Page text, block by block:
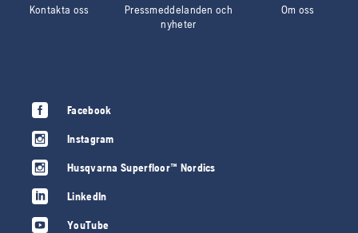
Kontakta oss
Pressmeddelanden och
nyheter
Om oss
Facebook
Instagram
Husqvarna Superfloor™ Nordics
LinkedIn
YouTube